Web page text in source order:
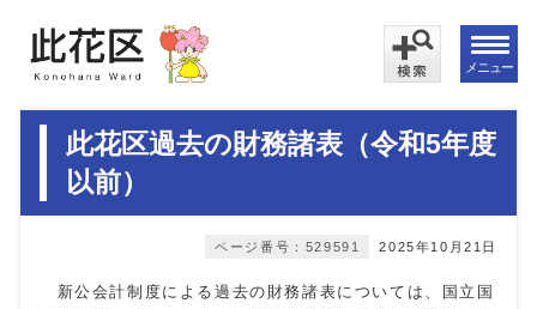
メニュー
此花区過去の財務諸表（令和5年度
以前）
2025年10月21日
ページ番号：529591
新公会計制度による過去の財務諸表については、国立国